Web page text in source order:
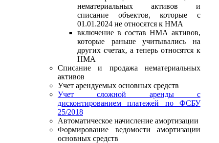
нематериальных активов и
списание объектов, которые с
01.01.2024 не относятся к НМА
включение в состав НМА активов,
которые раньше учитывались на
других счетах, а теперь относятся к
НМА
Списание и продажа нематериальных
активов
Учет арендуемых основных средств
Учет сложной аренды с
дисконтированием платежей по ФСБУ
25/2018
Автоматическое начисление амортизации
Формирование ведомости амортизации
основных средств